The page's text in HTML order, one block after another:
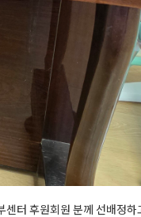
터 후원회원 분께 선배정하